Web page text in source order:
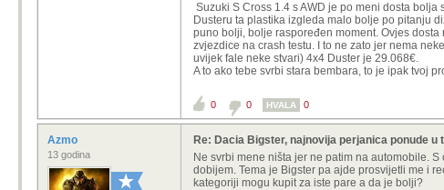
Suzuki S Cross 1.4 s AWD je po meni dosta
Dusteru ta plastika izgleda malo bolje po pitanju
puno bolji, bolje raspoređen moment. Ovjes
zvjezdice na crash testu. I to ne zato jer nema
uvijek fale neke stvari) 4x4 Duster je 29.068€.
A to ako tebe svrbi stara bembara, to je ipak tvoj
0 0 HVALA 0
Azmo
13 godina
Re: Dacia Bigster, najnovija perjanica ponude u
Ne svrbi mene ništa jer ne patim na automobile.
dobijem. Tema je Bigster pa ajde prosvijetli me i
kategoriji mogu kupit za iste pare a da je bolji?